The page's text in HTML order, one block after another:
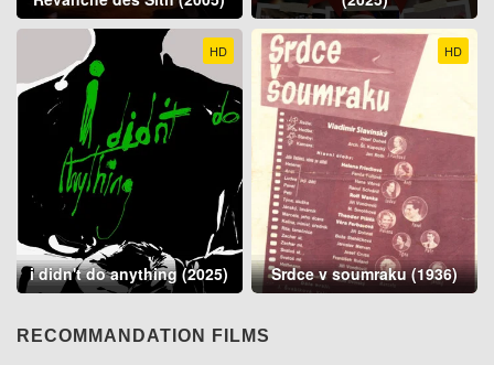
HD
i didn't do anything (2025)
HD
Srdce v soumraku (1936)
RECOMMANDATION FILMS